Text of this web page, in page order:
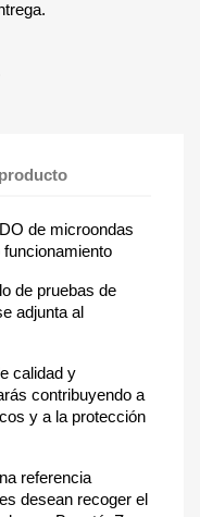
de microondas
de pruebas de
adjunta al
calidad y
contribuyendo a
y a la protección
referencia
desean recoger el